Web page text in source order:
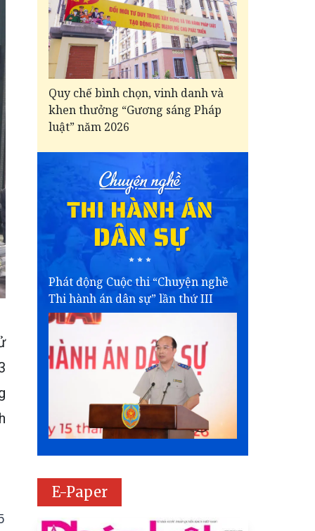
Quy chế bình chọn, vinh danh và
khen thưởng “Gương sáng Pháp
luật” năm 2026
Phát động Cuộc thi “Chuyện nghề
Thi hành án dân sự” lần thứ III
E-Paper